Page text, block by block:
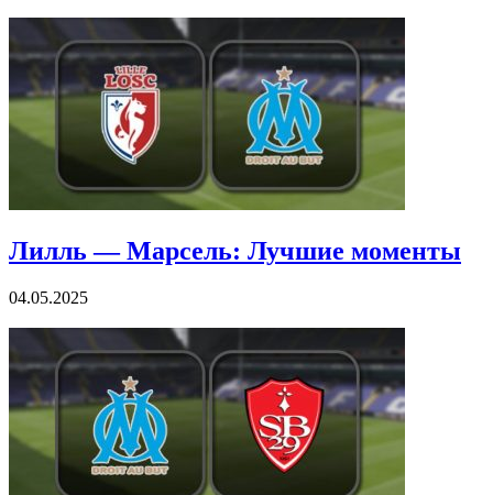
Лилль — Марсель: Лучшие моменты
04.05.2025